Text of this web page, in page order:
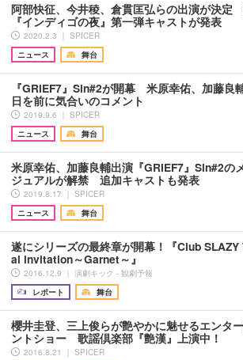
阿部快征、今井稜、倉貫匡弘らの出演が決定
『インディゴの夜』第一弾キャストが発表
2020.2.3 ｜ SPICER
ニュース
舞台
『GRIEF7』Sin#2が開幕 米原幸佑、加藤良
日を前に気合いのコメント
2019.9.6 ｜ SPICER
ニュース
舞台
米原幸佑、加藤良輔出演『GRIEF7』Sin#2の
ジュアルが解禁 追加キャストも発表
2019.8.17 ｜ SPICER
ニュース
舞台
遂にシリーズの最終章が開幕！『Club SLAZY
al invitation～Garnet～』
2016.12.9 ｜ 演劇キック - 観劇予報
レポート
舞台
櫻井圭登、三上俊らが艶やかに魅せるエンタ
ントショー 歌謡倶楽部『艶漢』上演中！
2016.8.21 ｜ SPICER